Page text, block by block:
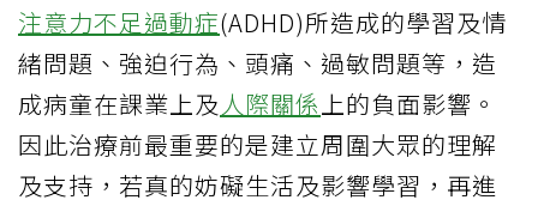
注意力不足過動症(ADHD)所造成的學習及情
緒問題、強迫行為、頭痛、過敏問題等，造
成病童在課業上及人際關係上的負面影響。
因此治療前最重要的是建立周圍大眾的理解
及支持，若真的妨礙生活及影響學習，再進